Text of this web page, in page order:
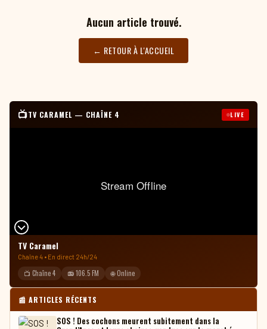
Aucun article trouvé.
← RETOUR À L'ACCUEIL
📺TV CARAMEL — CHAÎNE 4 LIVE
TV Caramel
Chaîne 4 • En direct 24h/24
📺 Chaîne 4 📻 106.5 FM 🌐 Online
📰 ARTICLES RÉCENTS
SOS ! Des cochons meurent subitement dans la